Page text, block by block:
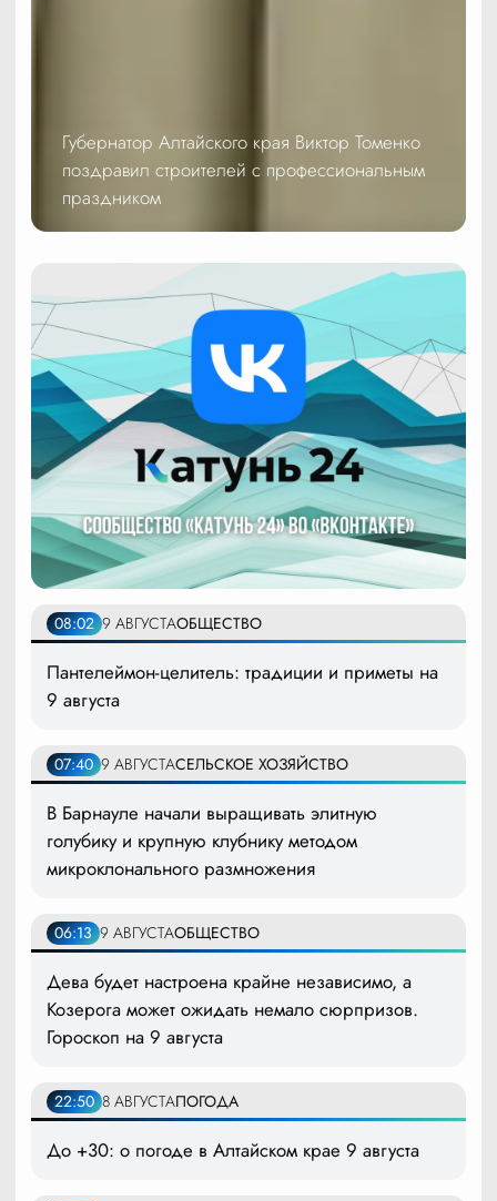
Губернатор Алтайского края Виктор Томенко
поздравил строителей с профессиональным
праздником
08:02 9 АВГУСТАОБЩЕСТВО
Пантелеймон-целитель: традиции и приметы на
9 августа
07:40 9 АВГУСТАСЕЛЬСКОЕ ХОЗЯЙСТВО
В Барнауле начали выращивать элитную
голубику и крупную клубнику методом
микроклонального размножения
06:13 9 АВГУСТАОБЩЕСТВО
Дева будет настроена крайне независимо, а
Козерога может ожидать немало сюрпризов.
Гороскоп на 9 августа
22:50 8 АВГУСТАПОГОДА
До +30: о погоде в Алтайском крае 9 августа